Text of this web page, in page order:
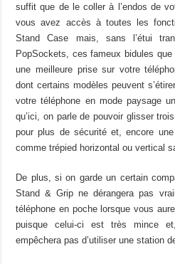
suffit que de le coller à l’endos de
vous avez accès à toutes les
Stand Case mais, sans l’étui
PopSockets, ces fameux bidules
une meilleure prise sur votre
dont certains modèles peuvent
votre téléphone en mode paysage
qu’ici, on parle de pouvoir glisser
pour plus de sécurité et, encore
comme trépied horizontal ou vertical
De plus, si on garde un certain
Stand & Grip ne dérangera pas
téléphone en poche lorsque vous
puisque celui-ci est très mince
empêchera pas d’utiliser une station